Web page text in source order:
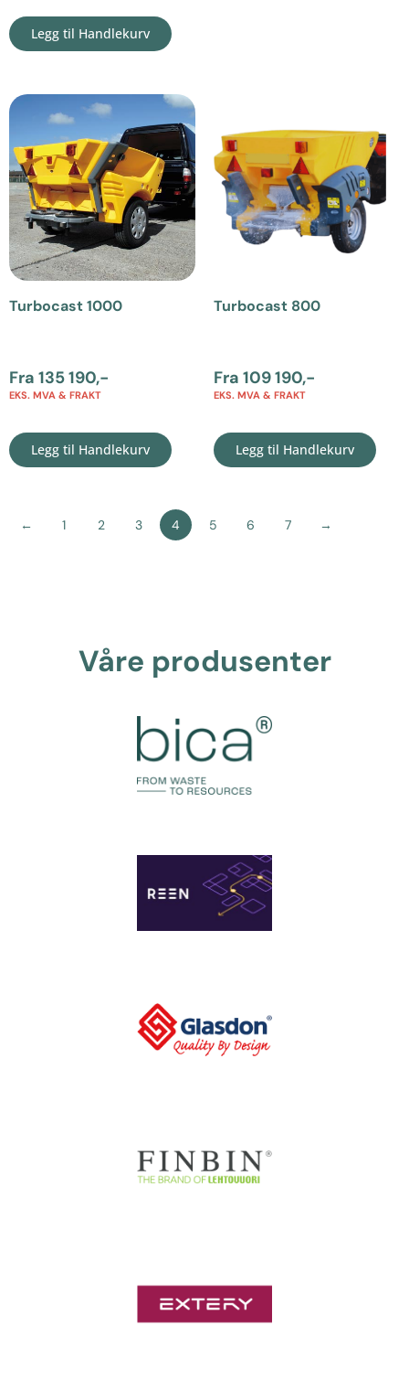
Legg til Handlekurv
Turbocast 1000
Fra 135 190,-
EKS. MVA & FRAKT
Legg til Handlekurv
Turbocast 800
Fra 109 190,-
EKS. MVA & FRAKT
Legg til Handlekurv
← 1 2 3 4 5 6 7 →
Våre produsenter